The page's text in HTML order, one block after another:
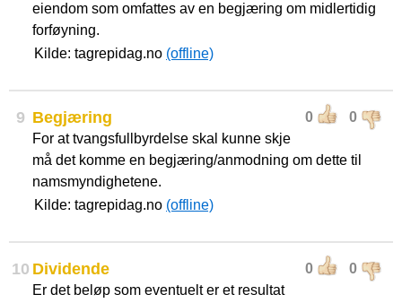
eiendom som omfattes av en begjæring om midlertidig
forføyning.
Kilde: tagrepidag.no (offline)
9 0 0
Begjæring
For at tvangsfullbyrdelse skal kunne skje
må det komme en begjæring/anmodning om dette til
namsmyndighetene.
Kilde: tagrepidag.no (offline)
10 0 0
Dividende
Er det beløp som eventuelt er et resultat